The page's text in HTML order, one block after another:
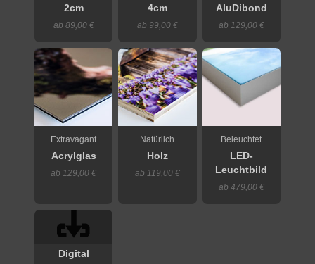
2cm
ab 89,00 €
4cm
ab 99,00 €
AluDibond
ab 129,00 €
Extravagant
Acrylglas
ab 129,00 €
Natürlich
Holz
ab 119,00 €
Beleuchtet
LED-
Leuchtbild
ab 479,00 €
Digital